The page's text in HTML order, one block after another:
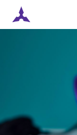
Siirry
sivun
Lappeenrannan